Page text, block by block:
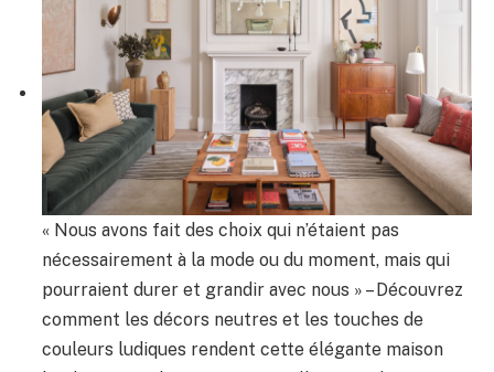
« Nous avons fait des choix qui n’étaient pas
nécessairement à la mode ou du moment, mais qui
pourraient durer et grandir avec nous » – Découvrez
comment les décors neutres et les touches de
couleurs ludiques rendent cette élégante maison